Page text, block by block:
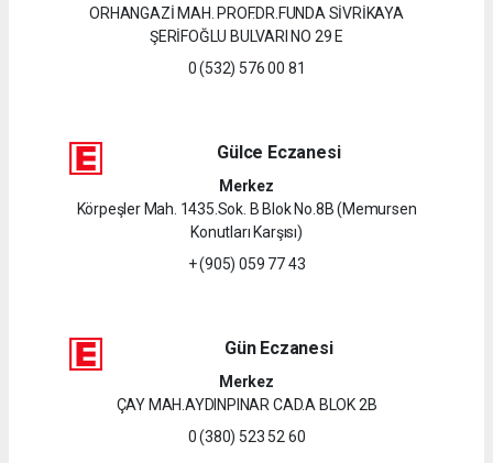
ORHANGAZİ MAH. PROF.DR.FUNDA SİVRİKAYA
ŞERİFOĞLU BULVARI NO 29 E
0 (532) 576 00 81
Gülce Eczanesi
Merkez
Körpeşler Mah. 1435.Sok. B Blok No.8B (Memursen
Konutları Karşısı)
+ (905) 059 77 43
Gün Eczanesi
Merkez
ÇAY MAH.AYDINPINAR CAD.A BLOK 2B
0 (380) 523 52 60